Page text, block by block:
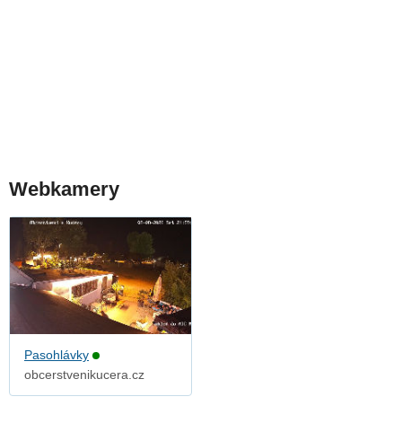
Webkamery
Pasohlávky
obcerstvenikucera.cz